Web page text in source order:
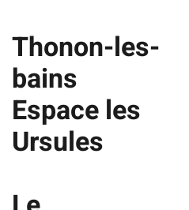
Thonon-les-
bains
Espace les
Ursules